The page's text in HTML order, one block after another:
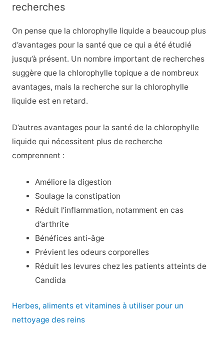
recherches
On pense que la chlorophylle liquide a beaucoup plus
d’avantages pour la santé que ce qui a été étudié
jusqu’à présent. Un nombre important de recherches
suggère que la chlorophylle topique a de nombreux
avantages, mais la recherche sur la chlorophylle
liquide est en retard.
D’autres avantages pour la santé de la chlorophylle
liquide qui nécessitent plus de recherche
comprennent :
Améliore la digestion
Soulage la constipation
Réduit l’inflammation, notamment en cas
d’arthrite
Bénéfices anti-âge
Prévient les odeurs corporelles
Réduit les levures chez les patients atteints de
Candida
Herbes, aliments et vitamines à utiliser pour un
nettoyage des reins